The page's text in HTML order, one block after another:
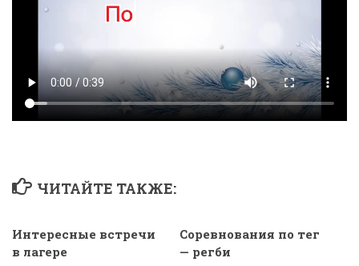
ЧИТАЙТЕ ТАКЖЕ:
Интересные встречи
в лагере
Соревнования по тег
— регби